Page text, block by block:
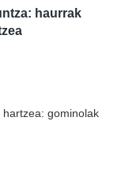
haurrak
gominolak